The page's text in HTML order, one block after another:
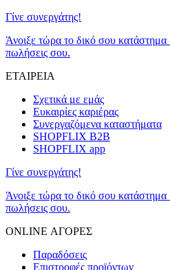
Γίνε συνεργάτης!
Άνοιξε τώρα το δικό σου
πωλήσεις σου.
ΕΤΑΙΡΕΙΑ
Σχετικά με εμάς
Ευκαιρίες καριέρας
Συνεργαζόμενα καταστήματα
SHOPFLIX B2B
SHOPFLIX app
Γίνε συνεργάτης!
Άνοιξε τώρα το δικό σου
πωλήσεις σου.
ONLINE ΑΓΟΡΕΣ
Παραδόσεις
Επιστροφές προϊόντων